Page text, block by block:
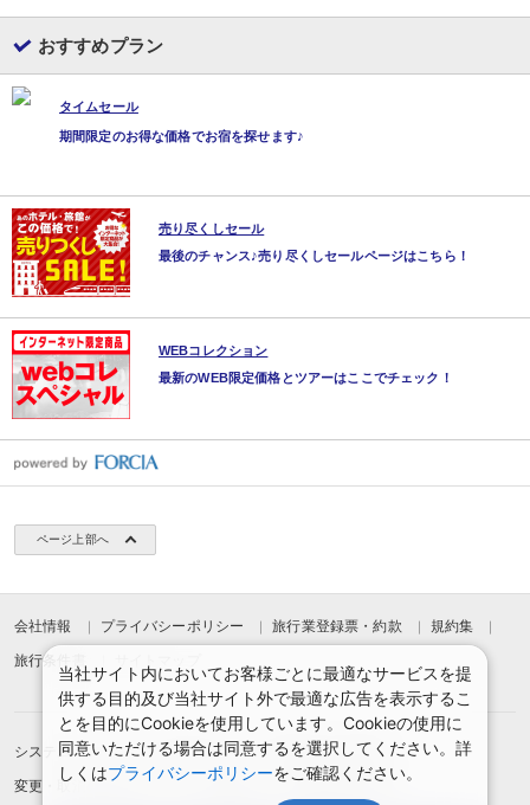
自家源泉のとろとろ温泉を24時間ご自由にお楽しみください。
◇大浴場：男女別露天風呂
◇貸切家族風呂：内湯2箇所
◇客室温泉：半露天檜風呂付和洋室、露天岩風呂付和室
＊＊お部屋の補足＊＊
・当館の蛇口から出るお水は全て美味しい「地下水」です！
・お部屋には、飲用の冷たいお水、ポット（お湯）をご準備。
・お部屋には紙コップ、空気清浄機も完備。
おすすめプラン
タイムセール
期間限定のお得な価格でお宿を探せます♪
売り尽くしセール
最後のチャンス♪売り尽くしセールページはこちら！
WEBコレクション
最新のWEB限定価格とツアーはここでチェック！
ページ上部へ
会社情報 プライバシーポリシー 旅行業登録票・約款 規約集
旅行条件書
システムメンテナンスのお知らせ お申込みまでの手順
変更・取消のご案内 よくある質問 予約確認・変更
当社サイト内においてお客様ごとに最適なサービスを提
供する目的及び当社サイト外で最適な広告を表示するこ
とを目的にCookieを使用しています。Cookieの使用に
同意いただける場合は同意するを選択してください。詳
しくはプライバシーポリシーをご確認ください。